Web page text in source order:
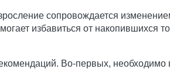
сопровождается
избавиться от накопившихся
Во-первых, необходимо